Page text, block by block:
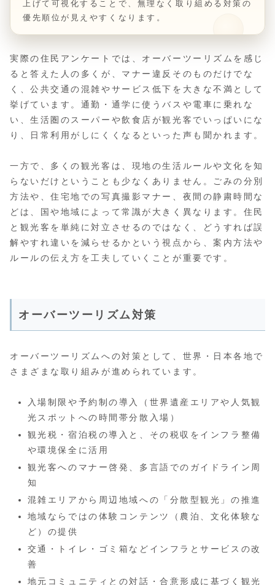
上げて可視化することで、無理なく取り組める対策の
優先順位が見えやすくなります。
実際の住民アンケートでは、オーバーツーリズムを感じ
ると答えた人の多くが、マナー違反そのものだけでな
く、公共交通の混雑やサービス低下を大きな不満として
挙げています。通勤・通学に使うバスや電車に乗れな
い、生活圏のスーパーや飲食店が観光客でいっぱいにな
り、日常利用がしにくくなるといった声も聞かれます。
一方で、多くの観光客は、現地の生活ルールや文化を知
らないだけということも少なくありません。ごみの分別
方法や、住宅地での写真撮影マナー、夜間の静粛時間な
どは、国や地域によって常識が大きく異なります。住民
と観光客を単純に対立させるのではなく、どうすれば誤
解やすれ違いを減らせるかという視点から、案内方法や
ルールの伝え方を工夫していくことが重要です。
オーバーツーリズム対策
オーバーツーリズムへの対策として、世界・日本各地で
さまざまな取り組みが進められています。
入場制限や予約制の導入（世界遺産エリアや人気観
光スポットへの時間帯分散入場）
観光税・宿泊税の導入と、その税収をインフラ整備
や環境保全に活用
観光客へのマナー啓発、多言語でのガイドライン周
知
混雑エリアから周辺地域への「分散型観光」の推進
地域ならではの体験コンテンツ（農泊、文化体験な
ど）の提供
交通・トイレ・ゴミ箱などインフラとサービスの改
善
地元コミュニティとの対話・合意形成に基づく観光